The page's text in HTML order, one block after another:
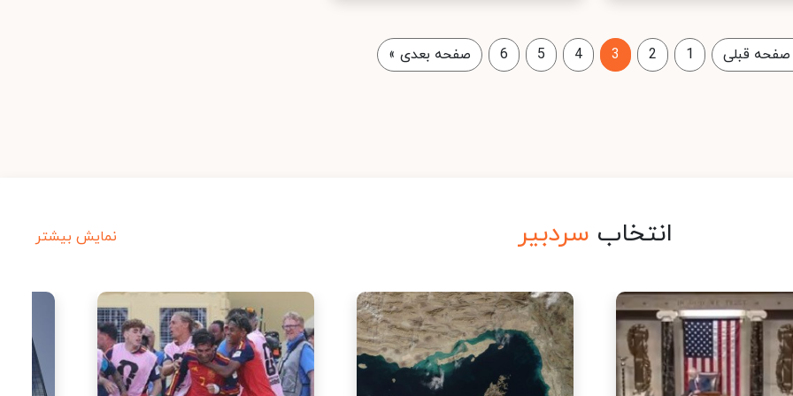
صفحه قبلی 1
2
3
4
5
6 صفحه بعدی »
انتخاب سردبیر نمایش بیشتر